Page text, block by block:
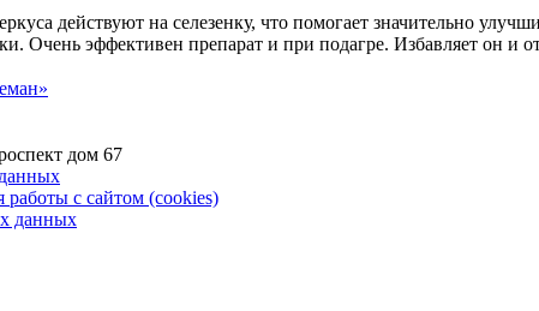
действуют на селезенку, что помогает значительно
Очень эффективен препарат и при подагре. Избавляет он и
дом 67
с сайтом (cookies)
данных